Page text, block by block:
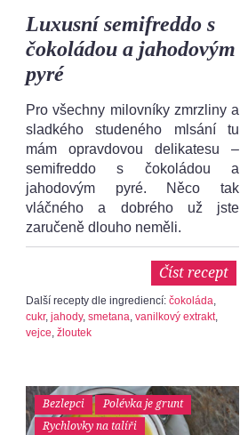
Luxusní semifreddo s
čokoládou a jahodovým
pyré
Pro všechny milovníky zmrzliny a
sladkého studeného mlsání tu
mám opravdovou delikatesu –
semifreddo s čokoládou a
jahodovým pyré. Něco tak
vláčného a dobrého už jste
zaručeně dlouho neměli.
Číst recept
Další recepty dle ingrediencí: čokoláda,
cukr, jahody, smetana, vanilkový extrakt,
vejce, žloutek
Bezlepci
Polévka je grunt
Rychlovky na talíři